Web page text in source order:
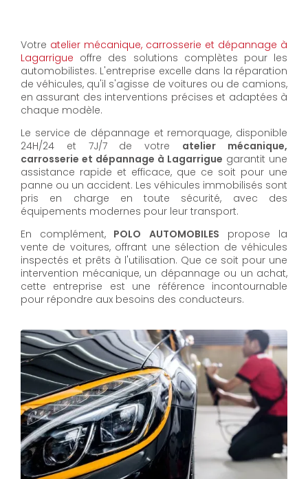
Votre atelier mécanique, carrosserie et dépannage à
Lagarrigue offre des solutions complètes pour les
automobilistes. L'entreprise excelle dans la réparation
de véhicules, qu'il s'agisse de voitures ou de camions,
en assurant des interventions précises et adaptées à
chaque modèle.
Le service de dépannage et remorquage, disponible
24H/24 et 7J/7 de votre atelier mécanique,
carrosserie et dépannage à Lagarrigue garantit une
assistance rapide et efficace, que ce soit pour une
panne ou un accident. Les véhicules immobilisés sont
pris en charge en toute sécurité, avec des
équipements modernes pour leur transport.
En complément, POLO AUTOMOBILES propose la
vente de voitures, offrant une sélection de véhicules
inspectés et prêts à l'utilisation. Que ce soit pour une
intervention mécanique, un dépannage ou un achat,
cette entreprise est une référence incontournable
pour répondre aux besoins des conducteurs.